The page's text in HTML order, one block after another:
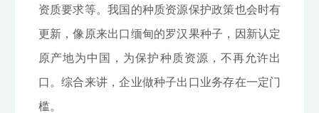
资质要求等。我国的种质资源保护政策也会时有
更新，像原来出口缅甸的罗汉果种子，因新认定
原产地为中国，为保护种质资源，不再允许出
口。综合来讲，企业做种子出口业务存在一定门
槛。